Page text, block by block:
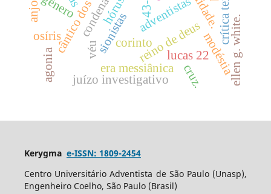
reino de deus
era messiânica
sionistas adventistas
corinto
véu
gênero
modéstia
lucas 22 ellen g. white.
juízo investigativo
hórus
osíris
agonia cruz.
Kerygma e-ISSN: 1809-2454
Centro Universitário Adventista de São Paulo (Unasp),
Engenheiro Coelho, São Paulo (Brasil)